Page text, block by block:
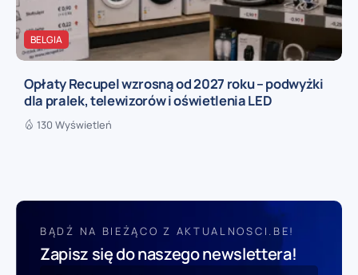
BELGIA
Opłaty Recupel wzrosną od 2027 roku – podwyżki
dla pralek, telewizorów i oświetlenia LED
130 Wyświetleń
BĄDŹ NA BIEŻĄCO Z AKTUALNOSCI.BE!
Zapisz się do naszego newslettera!